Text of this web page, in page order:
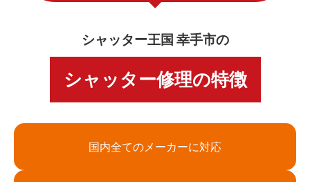
シャッター王国 幸手市の
シャッター修理の特徴
国内全てのメーカーに対応